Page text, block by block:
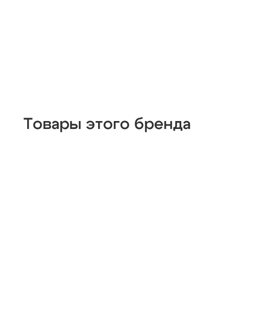
Товары этого бренда